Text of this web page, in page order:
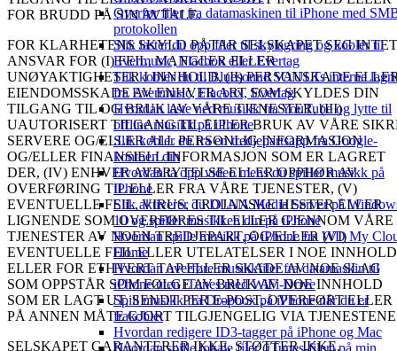
Overfør filer fra datamaskinen til iPhone med
protokollen
Slik laster du opp filer til skylagring og kobler til
Evermusic, Flacbox eller Evertag
Slik kobler du til Bluesound VAULTs interne
fra Evermusic, Flacbox, Evertag
Hvordan laste ned musikk fra YouTube og lytte til
offline musikk på iPhone
Slik kobler du fra en tredjepartsapp fra Google-
kontoen din
Hvordan ta opp video mens du spiller musikk på
iPhone
Slik aktiverer du DLNA Media Server på
10 og spiller musikken din på iPhone
Hvordan spille musikk på iPhone fra WD My
Home
Hvordan overføre musikkfiler fra datamaskin til
iPhone uten iTunes med WiFi-Drive
Spill musikk fra Dropbox på iPhone når du er
frakoblet
Hvordan redigere ID3-tagger på iPhone og Mac
Hvordan spille lokale filer (iTunes-filer) på min
FOR BRUDD PÅ SIN AVTALE.
FOR KLARHETENS SKYLD PÅTAR SELSKAPET SEG INTET
ANSVAR FOR (I) FEIL, MANGLER ELLER
UNØYAKTIGHETER I INNHOLD, (II) PERSONSKADE
EIENDOMSSKADE AV ENHVER ART SOM SKYLDES DIN
TILGANG TIL OG BRUK AV VÅRE TJENESTER, (III)
UAUTORISERT TILGANG TIL ELLER BRUK AV VÅRE
SERVERE OG/ELLER ALL PERSONLIG INFORMASJON
OG/ELLER FINANSIELL INFORMASJON SOM ER LAGRET
DER, (IV) ENHVER AVBRYTELSE ELLER OPPHØR AV
OVERFØRING TIL ELLER FRA VÅRE TJENESTER, (V)
EVENTUELLE FEIL, VIRUS, TROJANSKE HESTER ELLER
LIGNENDE SOM OVERFØRES TIL ELLER GJENNOM VÅRE
TJENESTER AV NOEN TREDJEPART, OG/ELLER (VI)
EVENTUELLE FEIL ELLER UTELATELSER I NOE INNHOLD
ELLER FOR ETHVERT TAP ELLER SKADE AV NOE SLAG
SOM OPPSTÅR SOM FØLGE AV BRUK AV NOE INNHOLD
SOM ER LAGT UT, SENDT PER E-POST, OVERFØRT ELLER
PÅ ANNEN MÅTE GJORT TILGJENGELIG VIA
SELSKAPET GARANTERER IKKE, STØTTER IKKE,